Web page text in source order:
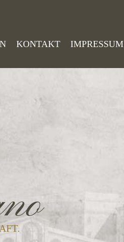
KONTAKT IMPRESSUM